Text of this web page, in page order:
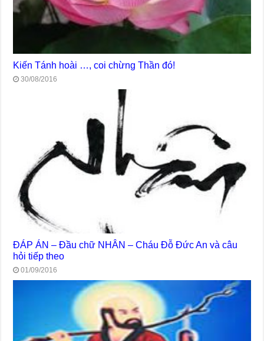
Kiến Tánh hoài …, coi chừng Thần đó!
30/08/2016
ĐÁP ÁN – Đầu chữ NHÂN – Cháu Đỗ Đức An và câu
hỏi tiếp theo
01/09/2016